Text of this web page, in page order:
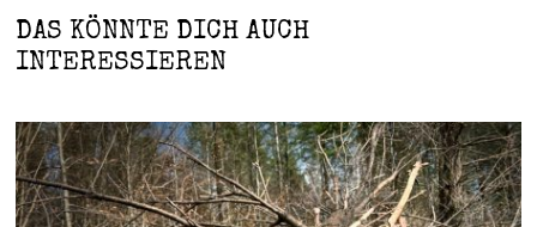
DAS KÖNNTE DICH AUCH
INTERESSIEREN